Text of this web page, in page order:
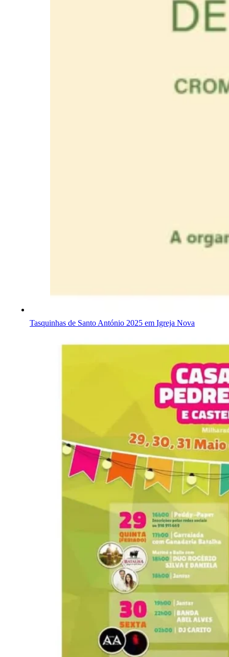
Tasquinhas de Santo António 2025 em Igreja Nova